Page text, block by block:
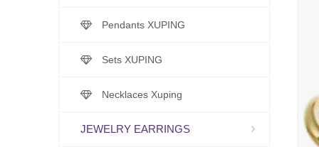
Pendants XUPING
Sets XUPING
Necklaces Xuping
JEWELRY EARRINGS